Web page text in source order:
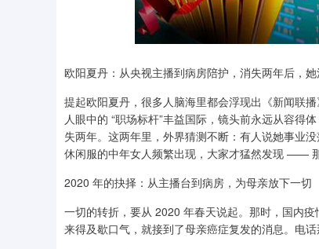
欧阳夏丹：从央视主播到病房陪护，消失两年后，
提起欧阳夏丹，很多人脑海里都会浮现出《新闻联
人眼中的 “职场标杆”丰益国际，镜头前永远从容得
失两年。这两年里，外界猜测不断：有人说她事业
休闲服的中年女人频繁出现，大家才猛然发现 ——
2020 年的抉择：从主播台到病房，为母亲放下一切
一切的转折，要从 2020 年春天说起。那时，国内
来得及歇口气，就接到了母亲癌症复发的消息。电
深证成指 14110.12 -34.08